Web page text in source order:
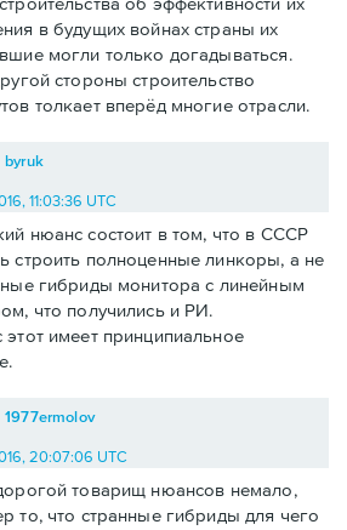
в будущих войнах страны их
могли только догадываться.
стороны строительство
толкает вперёд многие отрасли.
byruk
11:03:36 UTC
нюанс состоит в том, что в СССР
строить полноценные линкоры, а не
гибриды монитора с линейным
что получились и РИ.
имеет принципиальное
1977ermolov
20:07:06 UTC
товарищ нюансов немало,
то, что странные гибриды для чего